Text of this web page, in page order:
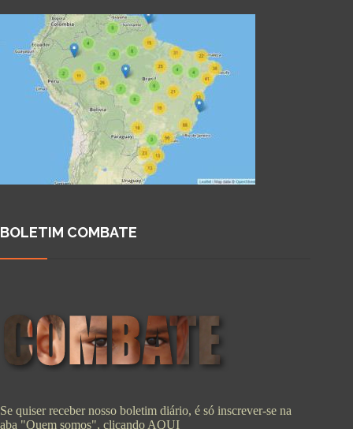
BOLETIM COMBATE
Se quiser receber nosso boletim diário, é só inscrever-se na
aba "Quem somos", clicando AQUI